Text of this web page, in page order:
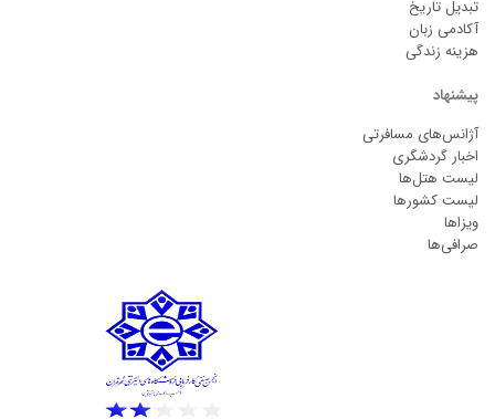
تبدیل تاریخ
آکادمی زبان
هزینه زندگی
پیشنهاد
آژانس‌های مسافرتی
اخبار گردشگری
لیست هتل‌ها
لیست کشورها
ویزاها
صرافی‌ها